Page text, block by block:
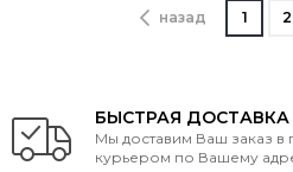
назад 1 2
БЫСТРАЯ ДОСТАВКА
Мы доставим Ваш заказ в
курьером по Вашему